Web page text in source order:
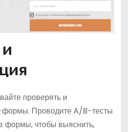
проверять и
формы. Проводите A/B-тесты
формы, чтобы выяснить,